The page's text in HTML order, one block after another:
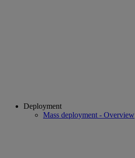
Deployment
Mass deployment - Overview